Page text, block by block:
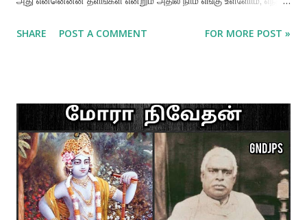
பார்க்கலாம். பக்தி மொத்தம் நான்கு தளங்களில் உள்ளது, அவை:
நம்பிக்கைகொண்டவர்கள் இவர்கள். தங்களின் புலன்களின்
திருப்திக்காக பகவானிடம் வேண்டுகோளை வைத்தபடியே
இருப்பவர்கள். இறைவன் (அல்லது நமக்கு மேலே உள்ள ஒரு சக்தி)
இருப்பதை ஒப்புக்கொள்பவர்கள் இவர்கள். நாத்திகர்களை விட
இவர்கள் கொஞ்சம் முன்னேறியவர்கள் என்றாலும், இவர்களின் நிலை
மிகவும் பரிதாபமானதே. தங்களது அன்றாட பிரச்சனைகளிலிருந்து
SHARE POST A COMMENT FOR MORE POST »